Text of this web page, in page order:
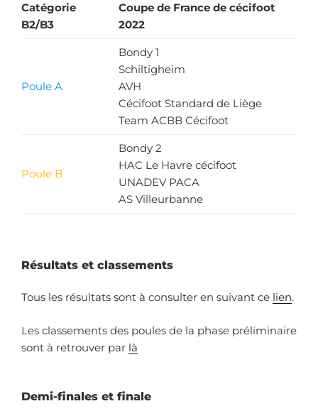
Catégorie
B2/B3
Coupe de France de cécifoot
2022
Poule A
Bondy 1
Schiltigheim
AVH
Cécifoot Standard de Liège
Team ACBB Cécifoot
Poule B
Bondy 2
HAC Le Havre cécifoot
UNADEV PACA
AS Villeurbanne
Résultats et classements
Tous les résultats sont à consulter en suivant ce lien.
Les classements des poules de la phase préliminaire
sont à retrouver par là
Demi-finales et finale